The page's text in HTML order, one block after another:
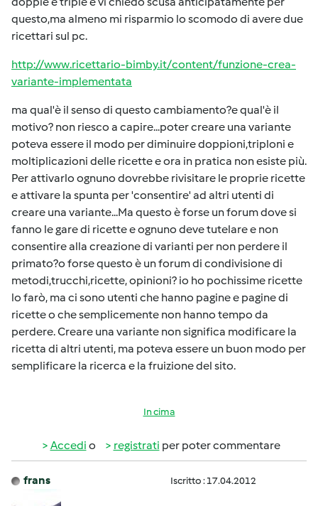
questo,ma almeno mi risparmio lo scomodo di avere due
ricettari sul pc.
http://www.ricettario-bimby.it/content/funzione-crea-
variante-implementata
ma qual'è il senso di questo cambiamento?e qual'è il
motivo? non riesco a capire...poter creare una variante
poteva essere il modo per diminuire doppioni,triploni e
moltiplicazioni delle ricette e ora in pratica non esiste più.
Per attivarlo ognuno dovrebbe rivisitare le proprie ricette
e attivare la spunta per 'consentire' ad altri utenti di
creare una variante...Ma questo è forse un forum dove si
fanno le gare di ricette e ognuno deve tutelare e non
consentire alla creazione di varianti per non perdere il
primato?o forse questo è un forum di condivisione di
metodi,trucchi,ricette, opinioni? io ho pochissime ricette
lo farò, ma ci sono utenti che hanno pagine e pagine di
ricette o che semplicemente non hanno tempo da
perdere. Creare una variante non significa modificare la
ricetta di altri utenti, ma poteva essere un buon modo per
semplificare la ricerca e la fruizione del sito.
In cima
Accedi o registrati per poter commentare
frans Iscritto : 17.04.2012